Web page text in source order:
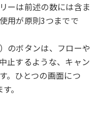
ーは前述の数には含ま
用が原則3つまでで
のボタンは、フローや
止するような、キャン
。ひとつの画面につ
。